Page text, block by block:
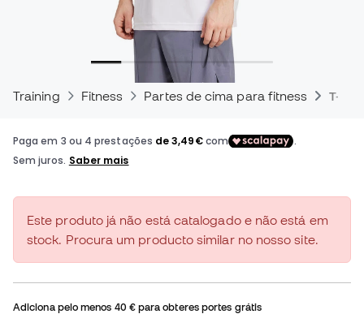
Training Fitness Partes de cima para fitness T-
Este produto já não está catalogado e não está em
stock. Procura um producto similar no nosso site.
Adiciona pelo menos 40 €para obteres portes grátis